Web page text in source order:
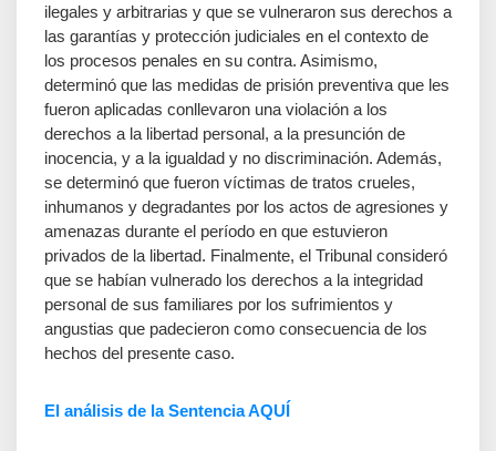
ilegales y arbitrarias y que se vulneraron sus derechos a
las garantías y protección judiciales en el contexto de
los procesos penales en su contra. Asimismo,
determinó que las medidas de prisión preventiva que les
fueron aplicadas conllevaron una violación a los
derechos a la libertad personal, a la presunción de
inocencia, y a la igualdad y no discriminación. Además,
se determinó que fueron víctimas de tratos crueles,
inhumanos y degradantes por los actos de agresiones y
amenazas durante el período en que estuvieron
privados de la libertad. Finalmente, el Tribunal consideró
que se habían vulnerado los derechos a la integridad
personal de sus familiares por los sufrimientos y
angustias que padecieron como consecuencia de los
hechos del presente caso.
El análisis de la Sentencia AQUÍ